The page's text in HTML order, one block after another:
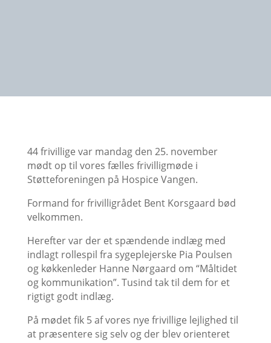
44 frivillige var mandag den 25. november
mødt op til vores fælles frivilligmøde i
Støtteforeningen på Hospice Vangen.
Formand for frivilligrådet Bent Korsgaard bød
velkommen.
Herefter var der et spændende indlæg med
indlagt rollespil fra sygeplejerske Pia Poulsen
og køkkenleder Hanne Nørgaard om “Måltidet
og kommunikation”. Tusind tak til dem for et
rigtigt godt indlæg.
På mødet fik 5 af vores nye frivillige lejlighed til
at præsentere sig selv og der blev orienteret